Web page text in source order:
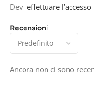
Recensioni
Ancora non ci sono
Devi effettuare l’accesso